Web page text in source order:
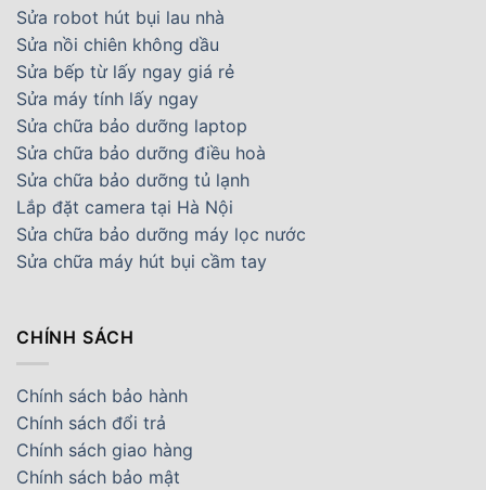
Sửa robot hút bụi lau nhà
Sửa nồi chiên không dầu
Sửa bếp từ lấy ngay giá rẻ
Sửa máy tính lấy ngay
Sửa chữa bảo dưỡng laptop
Sửa chữa bảo dưỡng điều hoà
Sửa chữa bảo dưỡng tủ lạnh
Lắp đặt camera tại Hà Nội
Sửa chữa bảo dưỡng máy lọc nước
Sửa chữa máy hút bụi cầm tay
CHÍNH SÁCH
Chính sách bảo hành
Chính sách đổi trả
Chính sách giao hàng
Chính sách bảo mật